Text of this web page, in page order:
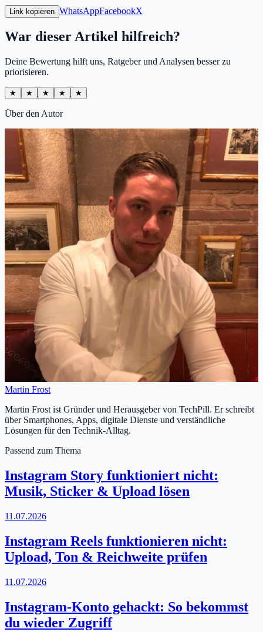
Link kopieren WhatsAppFacebookX
War dieser Artikel hilfreich?
Deine Bewertung hilft uns, Ratgeber und Analysen besser zu
priorisieren.
★ ★ ★ ★ ★
Über den Autor
Martin Frost
Martin Frost ist Gründer und Herausgeber von TechPill. Er schreibt
über Smartphones, Apps, digitale Dienste und verständliche
Lösungen für den Technik-Alltag.
Passend zum Thema
Instagram Story funktioniert nicht:
Musik, Sticker & Upload lösen
11.07.2026
Instagram Reels funktionieren nicht:
Upload, Ton & Reichweite prüfen
11.07.2026
Instagram-Konto gehackt: So bekommst
du wieder Zugriff